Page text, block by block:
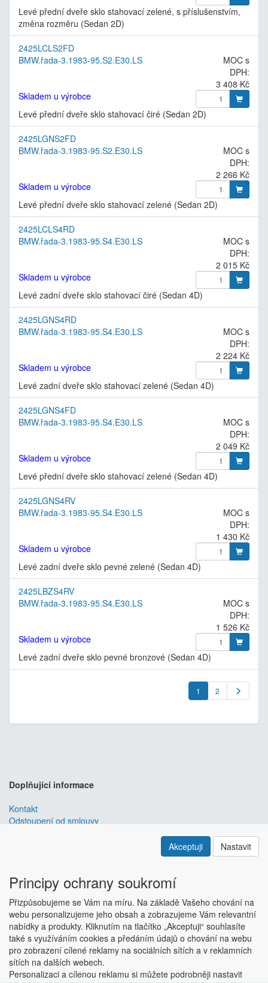
Levé přední dveře sklo stahovací zelené, s příslušenstvím,
změna rozměru (Sedan 2D)
2425LCLS2FD
BMW.řada-3.1983-95.S2.E30.LS
MOC s
DPH:
3 408 Kč
Skladem u výrobce
Levé přední dveře sklo stahovací čiré (Sedan 2D)
2425LGNS2FD
BMW.řada-3.1983-95.S2.E30.LS
MOC s
DPH:
2 266 Kč
Skladem u výrobce
Levé přední dveře sklo stahovací zelené (Sedan 2D)
2425LCLS4RD
BMW.řada-3.1983-95.S4.E30.LS
MOC s
DPH:
2 015 Kč
Skladem u výrobce
Levé zadní dveře sklo stahovací čiré (Sedan 4D)
2425LGNS4RD
BMW.řada-3.1983-95.S4.E30.LS
MOC s
DPH:
2 224 Kč
Skladem u výrobce
Levé zadní dveře sklo stahovací zelené (Sedan 4D)
2425LGNS4FD
BMW.řada-3.1983-95.S4.E30.LS
MOC s
DPH:
2 049 Kč
Skladem u výrobce
Levé přední dveře sklo stahovací zelené (Sedan 4D)
2425LGNS4RV
BMW.řada-3.1983-95.S4.E30.LS
MOC s
DPH:
1 430 Kč
Skladem u výrobce
Levé zadní dveře sklo pevné zelené (Sedan 4D)
2425LBZS4RV
BMW.řada-3.1983-95.S4.E30.LS
MOC s
DPH:
1 526 Kč
Skladem u výrobce
Levé zadní dveře sklo pevné bronzové (Sedan 4D)
1 2
Doplňující informace
Kontakt
Odstoupení od smlouvy
je nejlepším řešením e-commerce pro informační
ESHOP dodáváme předpřipravený s uživatelsky příjemnou
responzivní šablonou, která se dá upravit a optimalizovat na míru.
Hlavní výhody? Přehlednost, intuitivní ovládání, administrace a
data ve Vaší ABŘE. Chci zjistit více
Copyright © ABRA Software a.s. 2018
Akceptuji Nastavit
Principy ochrany soukromí
Přizpůsobujeme se Vám na míru. Na základě Vašeho chování na
webu personalizujeme jeho obsah a zobrazujeme Vám relevantní
nabídky a produkty. Kliknutím na tlačítko „Akceptuji“ souhlasíte
také s využíváním cookies a předáním údajů o chování na webu
pro zobrazení cílené reklamy na sociálních sítích a v reklamních
sítích na dalších webech.
Personalizaci a cílenou reklamu si můžete podrobněji nastavit